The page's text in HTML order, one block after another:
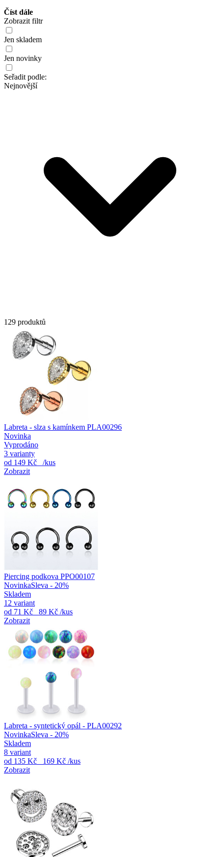
Číst dále
Zobrazit filtr
Jen skladem
Jen novinky
Seřadit podle:
Nejnovější
129 produktů
Labreta - slza s kamínkem PLA00296
Novinka
Vyprodáno
3 varianty
od 149 Kč
/kus
Zobrazit
Piercing podkova PPO00107
NovinkaSleva - 20%
Skladem
12 variant
od 71 Kč 89 Kč /kus
Zobrazit
Labreta - syntetický opál - PLA00292
NovinkaSleva - 20%
Skladem
8 variant
od 135 Kč 169 Kč /kus
Zobrazit